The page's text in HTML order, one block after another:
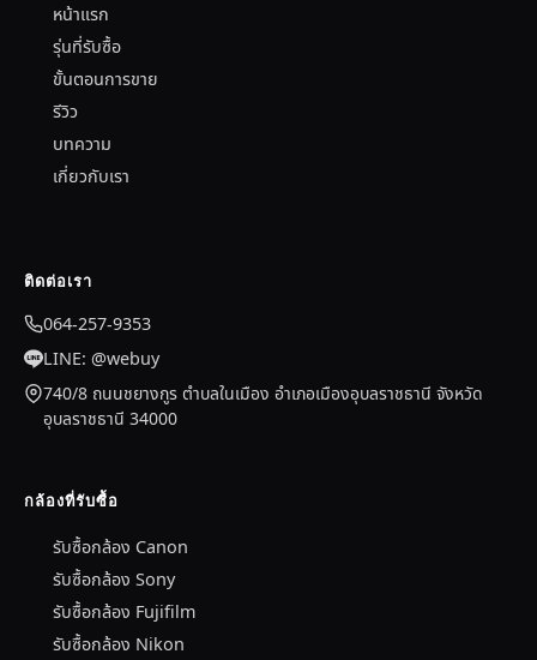
หน้าแรก
รุ่นที่รับซื้อ
ขั้นตอนการขาย
รีวิว
บทความ
เกี่ยวกับเรา
ติดต่อเรา
064-257-9353
LINE: @webuy
740/8 ถนนชยางกูร ตำบลในเมือง อำเภอเมืองอุบลราชธานี จังหวัด
อุบลราชธานี 34000
กล้องที่รับซื้อ
รับซื้อกล้อง Canon
รับซื้อกล้อง Sony
รับซื้อกล้อง Fujifilm
รับซื้อกล้อง Nikon